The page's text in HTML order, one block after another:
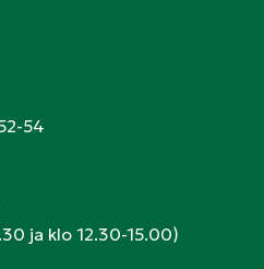
54
ja klo 12.30-15.00)